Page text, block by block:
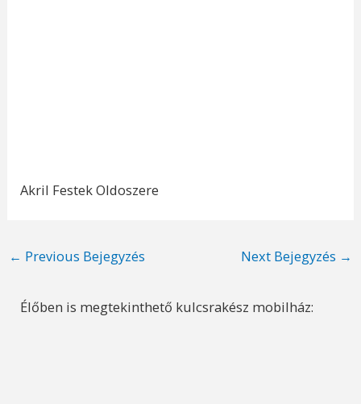
Akril Festek Oldoszere
Post
← Previous Bejegyzés Next Bejegyzés →
Élőben is megtekinthető kulcsrakész mobilház: